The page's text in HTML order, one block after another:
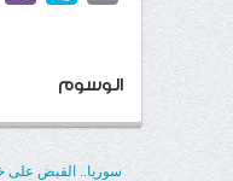
الوسوم
سوريا.. القبض على